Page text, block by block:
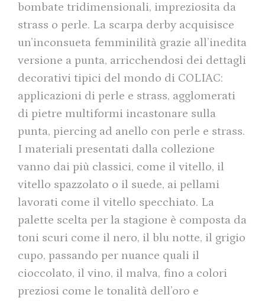
bombate tridimensionali, impreziosita da
strass o perle. La scarpa derby acquisisce
un’inconsueta femminilità grazie all’inedita
versione a punta, arricchendosi dei dettagli
decorativi tipici del mondo di COLIAC:
applicazioni di perle e strass, agglomerati
di pietre multiformi incastonare sulla
punta, piercing ad anello con perle e strass.
I materiali presentati dalla collezione
vanno dai più classici, come il vitello, il
vitello spazzolato o il suede, ai pellami
lavorati come il vitello specchiato. La
palette scelta per la stagione è composta da
toni scuri come il nero, il blu notte, il grigio
cupo, passando per nuance quali il
cioccolato, il vino, il malva, fino a colori
preziosi come le tonalità dell’oro e